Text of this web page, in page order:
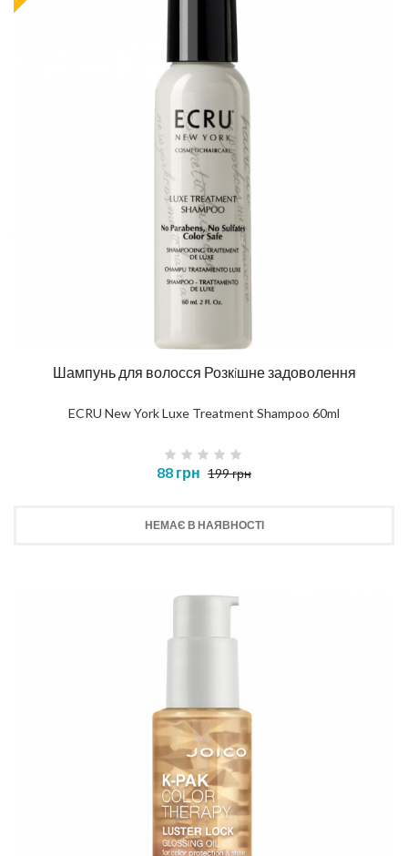
Шампунь для волосся Розкiшне задоволення
ECRU New York Luxe Treatment Shampoo 60ml
88 грн 199 грн
НЕМАЄ В НАЯВНОСТІ